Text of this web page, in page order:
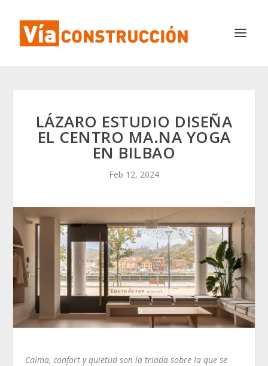
LÁZARO ESTUDIO DISEÑA
EL CENTRO MA.NA YOGA
EN BILBAO
Feb 12, 2024
Calma, confort y quietud son la triada sobre la que se